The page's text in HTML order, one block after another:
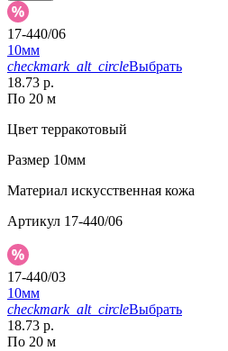
17-440/06
10мм
checkmark_alt_circleВыбрать
18.73 р.
По 20 м
Цвет терракотовый
Размер 10мм
Материал искусственная кожа
Артикул 17-440/06
17-440/03
10мм
checkmark_alt_circleВыбрать
18.73 р.
По 20 м